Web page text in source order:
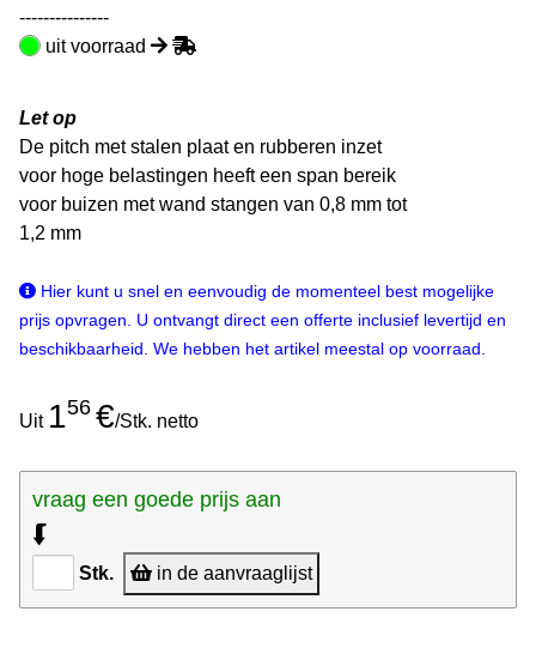
---------------
uit voorraad
Let op
De pitch met stalen plaat en rubberen inzet
voor hoge belastingen heeft een span bereik
voor buizen met wand stangen van 0,8 mm tot
1,2 mm
Hier kunt u snel en eenvoudig de momenteel best mogelijke
prijs opvragen. U ontvangt direct een offerte inclusief levertijd en
beschikbaarheid. We hebben het artikel meestal op voorraad.
Uit 156 €/Stk. netto
vraag een goede prijs aan
⮮
Stk. in de aanvraaglijst